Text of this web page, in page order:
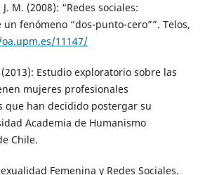
M. (2008): “Redes sociales:
fenómeno “dos-punto-cero””. Telos,
11147/
(2013): Estudio exploratorio sobre las
mujeres profesionales
que han decidido postergar su
Academia de Humanismo
Chile.
Femenina y Redes Sociales.